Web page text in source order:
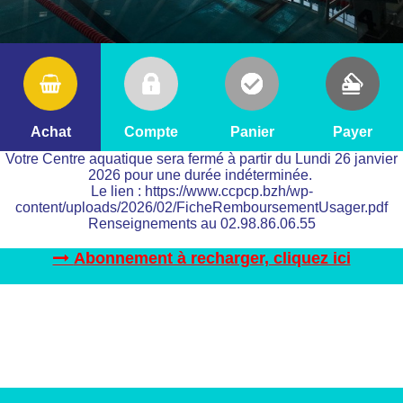
Achat Compte Panier
Payer
Votre Centre aquatique sera fermé à partir du Lundi 26 janvier
2026 pour une durée indéterminée.
Le lien : https://www.ccpcp.bzh/wp-
content/uploads/2026/02/FicheRemboursementUsager.pdf
Renseignements au 02.98.86.06.55
Abonnement à recharger, cliquez ici